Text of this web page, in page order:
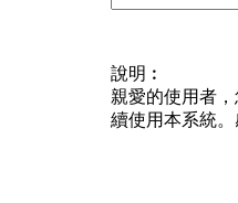
說明︰
親愛的使用者
續使用本系統。